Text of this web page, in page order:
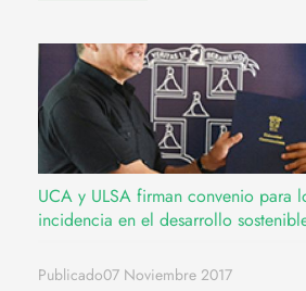
UCA y ULSA firman convenio para
incidencia en el desarrollo
Publicado07 Noviembre 2017